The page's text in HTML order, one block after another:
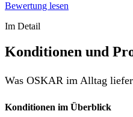
Bewertung lesen
Im Detail
Konditionen und
Was OSKAR im Alltag
Konditionen im Überblick